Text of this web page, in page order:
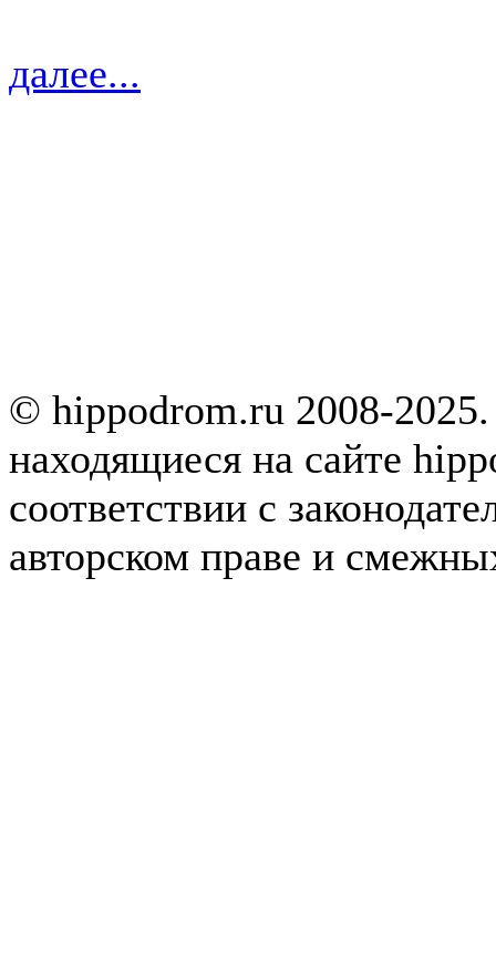
далее...
© hippodrom.ru 2008-
находящиеся на сайте
соответствии с
авторском праве и